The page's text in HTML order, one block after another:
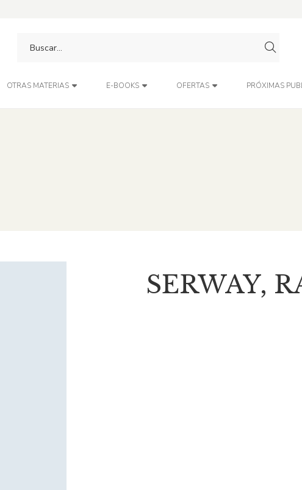
OTRAS MATERIAS E-BOOKS OFERTAS PRÓXIMAS
SERWAY,